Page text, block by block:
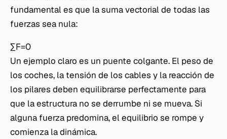
fundamental es que la suma vectorial de todas las
fuerzas sea nula:
∑F=0
Un ejemplo claro es un puente colgante. El peso de
los coches, la tensión de los cables y la reacción de
los pilares deben equilibrarse perfectamente para
que la estructura no se derrumbe ni se mueva. Si
alguna fuerza predomina, el equilibrio se rompe y
comienza la dinámica.